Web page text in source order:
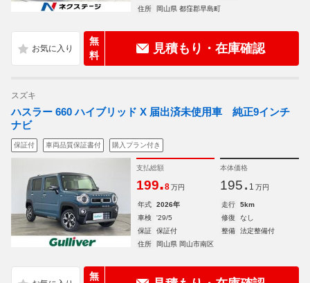
住所
岡山県 都窪郡早島町
無
料
見積もり・在庫確認
スズキ
ハスラー 660 ハイブリッド X 届出済未使用車 純正9インチ
ナビ
保証付 車両品質保証書付 購入プラン付き
支払総額
199.8 万円
本体価格
195. 1 万円
年式 2026年 走行
5km
車検
'29/5 修復
なし
保証
保証付 整備
法定整備付
住所
岡山県 岡山市南区
無